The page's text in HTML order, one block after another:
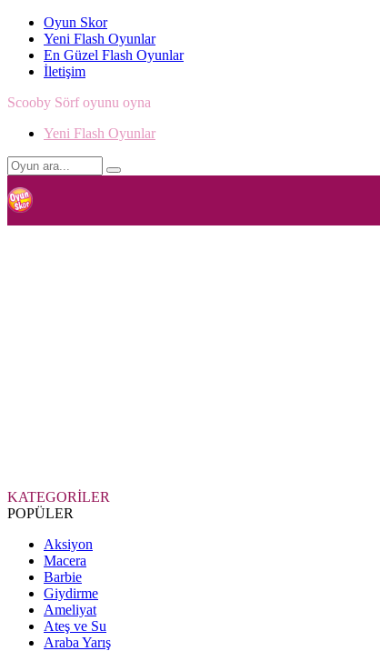
Oyun Skor
Yeni Flash Oyunlar
En Güzel Flash Oyunlar
İletişim
Scooby Sörf oyunu oyna
Yeni Flash Oyunlar
KATEGORİLER
POPÜLER
Aksiyon
Macera
Barbie
Giydirme
Ameliyat
Ateş ve Su
Araba Yarış